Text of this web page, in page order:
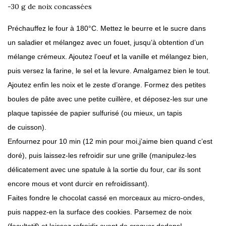
-30 g de noix concassées
Préchauffez le four à 180°C. Mettez le beurre et le sucre dans
un saladier et mélangez avec un fouet, jusqu’à obtention d’un
mélange crémeux. Ajoutez l’oeuf et la vanille et mélangez bien,
puis versez la farine, le sel et la levure. Amalgamez bien le tout.
Ajoutez enfin les noix et le zeste d’orange. Formez des petites
boules de pâte avec une petite cuillère, et déposez-les sur une
plaque tapissée de papier sulfurisé (ou mieux, un tapis
de cuisson).
Enfournez pour 10 min (12 min pour moi,j’aime bien quand c’est
doré), puis laissez-les refroidir sur une grille (manipulez-les
délicatement avec une spatule à la sortie du four, car ils sont
encore mous et vont durcir en refroidissant).
Faites fondre le chocolat cassé en morceaux au micro-ondes,
puis nappez-en la surface des cookies. Parsemez de noix